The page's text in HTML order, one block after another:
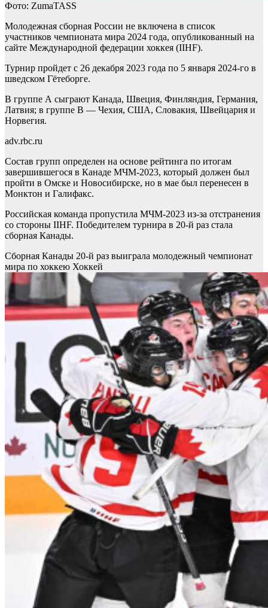
Фото: ZumaTASS
Молодежная сборная России не включена в список
участников чемпионата мира 2024 года, опубликованный на
сайте Международной федерации хоккея (IIHF).
Турнир пройдет с 26 декабря 2023 года по 5 января 2024-го в
шведском Гётеборге.
В группе А сыграют Канада, Швеция, Финляндия, Германия,
Латвия; в группе B — Чехия, США, Словакия, Швейцария и
Норвегия.
adv.rbc.ru
Состав групп определен на основе рейтинга по итогам
завершившегося в Канаде МЧМ-2023, который должен был
пройти в Омске и Новосибирске, но в мае был перенесен в
Монктон и Галифакс.
Российская команда пропустила МЧМ-2023 из-за отстранения
со стороны IIHF. Победителем турнира в 20-й раз стала
сборная Канады.
Сборная Канады 20-й раз выиграла молодежный чемпионат
мира по хоккею Хоккей